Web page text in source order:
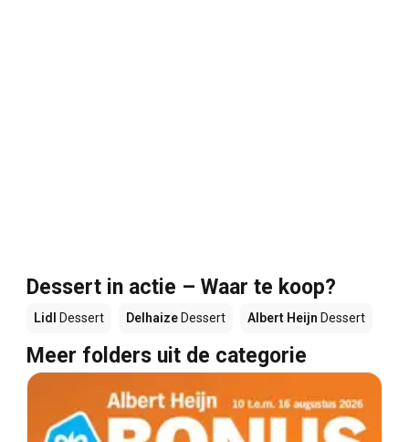
Dessert in actie – Waar te koop?
Lidl Dessert Delhaize Dessert Albert Heijn Dessert
Meer folders uit de categorie